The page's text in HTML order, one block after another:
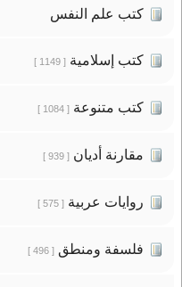
كتب علم النفس
كتب إسلامية[ 1149 ]
كتب متنوعة[ 1084 ]
مقارنة أديان[ 939 ]
روايات عربية[ 575 ]
فلسفة ومنطق[ 496 ]